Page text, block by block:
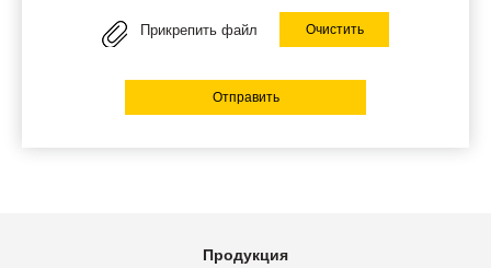
Прикрепить файл Очистить
Отправить
Продукция